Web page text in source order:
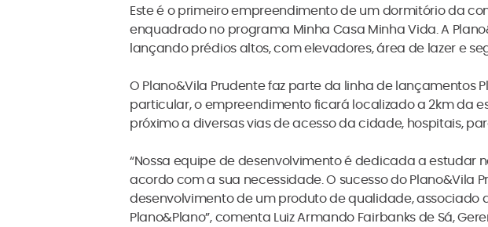
Este é o primeiro empreendimento de um dormitório da
enquadrado no programa Minha Casa Minha Vida. A
lançando prédios altos, com elevadores, área de lazer e
O Plano&Vila Prudente faz parte da linha de lançamentos
particular, o empreendimento ficará localizado a 2km da
próximo a diversas vias de acesso da cidade, hospitais,
“Nossa equipe de desenvolvimento é dedicada a estudar
acordo com a sua necessidade. O sucesso do Plano&Vila
desenvolvimento de um produto de qualidade,
Plano&Plano”, comenta Luiz Armando Fairbanks de Sá,